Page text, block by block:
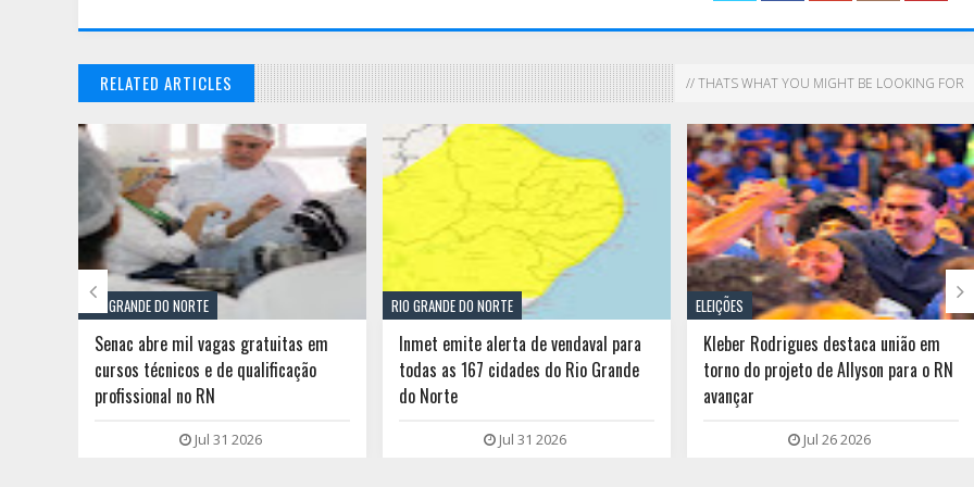
RELATED ARTICLES // THATS WHAT YOU MIGHT BE LOOKING FOR
RIO GRANDE DO NORTE
Senac abre mil vagas gratuitas em
cursos técnicos e de qualificação
profissional no RN
Jul 31 2026
RIO GRANDE DO NORTE
Inmet emite alerta de vendaval para
todas as 167 cidades do Rio Grande
do Norte
Jul 31 2026
ELEIÇÕES
Kleber Rodrigues destaca união em
torno do projeto de Allyson para o RN
avançar
Jul 26 2026
 